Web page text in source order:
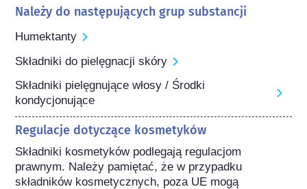
Należy do następujących grup substancji
Humektanty
Składniki do pielęgnacji skóry
Składniki pielęgnujące włosy / Środki
kondycjonujące
Regulacje dotyczące kosmetyków
Składniki kosmetyków podlegają regulacjom
prawnym. Należy pamiętać, że w przypadku
składników kosmetycznych, poza UE mogą